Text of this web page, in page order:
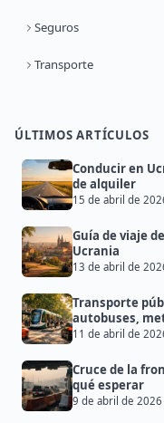
Seguros
Transporte
ÚLTIMOS ARTÍCULOS
Conducir en
de alquiler
15 de abril de
Guía de viaje
Ucrania
13 de abril de
Transporte
autobuses,
11 de abril de
Cruce de la
qué esperar
9 de abril de 2026